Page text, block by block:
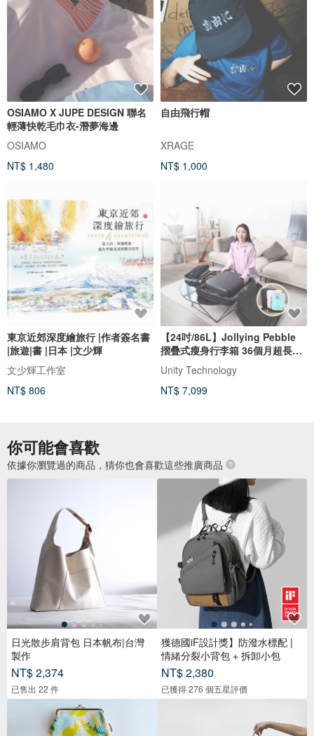
OSIAMO X JUPE DESIGN 聯名
輕薄快乾毛巾衣-潛夢海邊
OSIAMO
NT$ 1,480
自由飛行帽
XRAGE
NT$ 1,000
東京近郊深度繪旅行 |作者簽名書
|旅遊|書 |日本 |文少輝
文少輝工作室
NT$ 806
【24吋/86L】Jollying Pebble
摺疊式瘦身行李箱 36個月超長保
養
Unity Technology
NT$ 7,099
你可能會喜歡
依據你瀏覽過的商品，猜你也會喜歡這些推廣商品
日光散步肩背包 日本帆布|台灣
製作
NT$ 2,374
已售出 22 件
獲德國iF設計獎】防潑水標配 |
情緒分裂小背包 + 拆卸小包
NT$ 2,380
已獲得 276 個五星評價